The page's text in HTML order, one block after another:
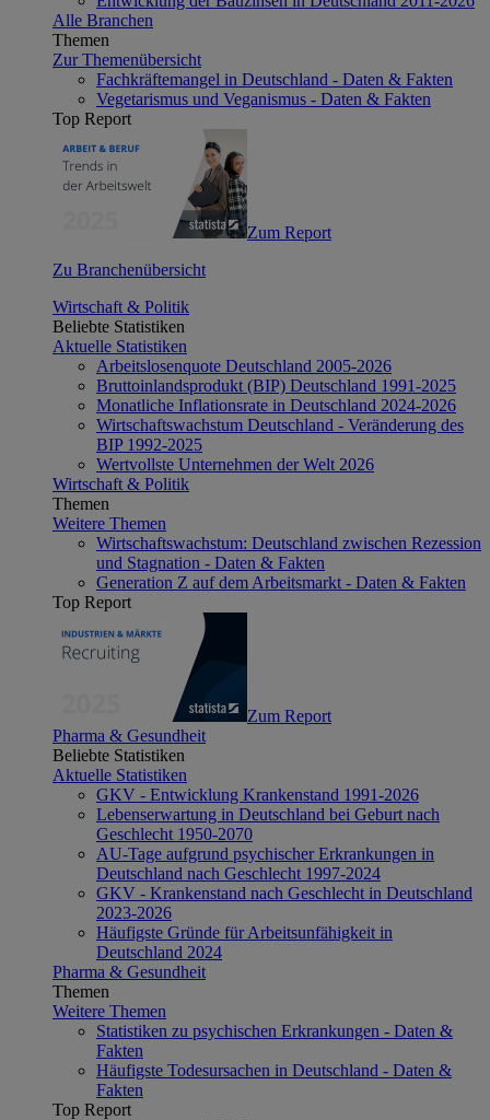
Alle Branchen
Themen
Zur Themenübersicht
Fachkräftemangel in Deutschland - Daten & Fakten
Vegetarismus und Veganismus - Daten & Fakten
Top Report
Zum Report
Zu Branchenübersicht
Wirtschaft & Politik
Beliebte Statistiken
Aktuelle Statistiken
Arbeitslosenquote Deutschland 2005-2026
Bruttoinlandsprodukt (BIP) Deutschland 1991-2025
Monatliche Inflationsrate in Deutschland 2024-2026
Wirtschaftswachstum Deutschland - Veränderung des
BIP 1992-2025
Wertvollste Unternehmen der Welt 2026
Wirtschaft & Politik
Themen
Weitere Themen
Wirtschaftswachstum: Deutschland zwischen Rezession
und Stagnation - Daten & Fakten
Generation Z auf dem Arbeitsmarkt - Daten & Fakten
Top Report
Zum Report
Pharma & Gesundheit
Beliebte Statistiken
Aktuelle Statistiken
GKV - Entwicklung Krankenstand 1991-2026
Lebenserwartung in Deutschland bei Geburt nach
Geschlecht 1950-2070
AU-Tage aufgrund psychischer Erkrankungen in
Deutschland nach Geschlecht 1997-2024
GKV - Krankenstand nach Geschlecht in Deutschland
2023-2026
Häufigste Gründe für Arbeitsunfähigkeit in
Deutschland 2024
Pharma & Gesundheit
Themen
Weitere Themen
Statistiken zu psychischen Erkrankungen - Daten &
Fakten
Häufigste Todesursachen in Deutschland - Daten &
Fakten
Top Report